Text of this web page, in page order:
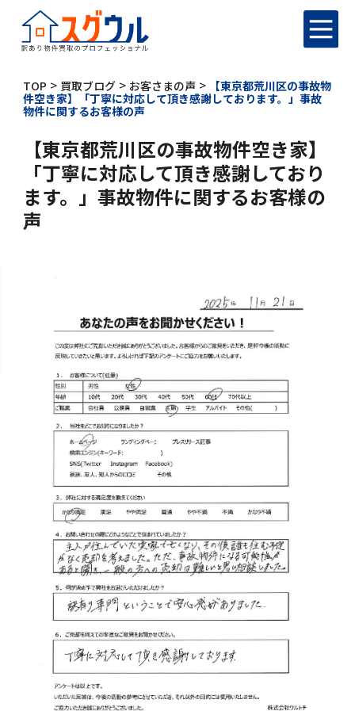
TOP > 買取ブログ > お客さまの声 >
【東京都荒川区の事故物
件空き家】「丁寧に対応して頂き感謝しております。」事故
物件に関するお客様の声
【東京都荒川区の事故物件空き家】
「丁寧に対応して頂き感謝しており
ます。」事故物件に関するお客様の
声